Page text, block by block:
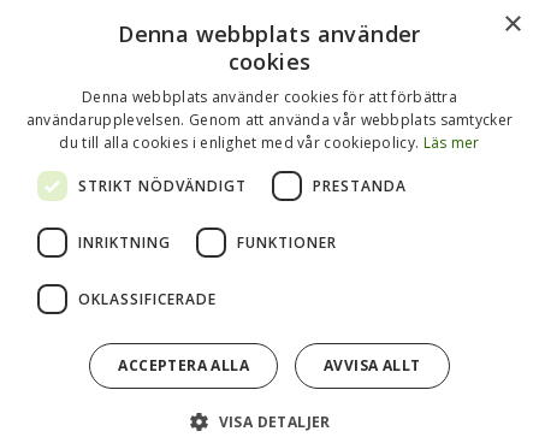
Kasse.nu drivs och ägs av Immenco AB i Visby, Gotland.
Immenco AB har sedan 1979 bedrivit grossistförsäljning av
förpackningar, presentartiklar, vykort m.m. Mer om vårt
övriga sortiment finns
påwww.gotlandsgrossisten.seoch
Drift & produktion:Wikinggruppen
×
Denna webbplats använder
cookies
Denna webbplats använder cookies för att förbättra
användarupplevelsen. Genom att använda vår webbplats samtycker
du till alla cookies i enlighet med vår cookiepolicy. Läs mer
STRIKT NÖDVÄNDIGT PRESTANDA
INRIKTNING FUNKTIONER
OKLASSIFICERADE
ACCEPTERA ALLA AVVISA ALLT
VISA DETALJER